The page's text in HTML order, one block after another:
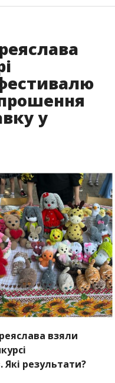
у
взяли
результати?